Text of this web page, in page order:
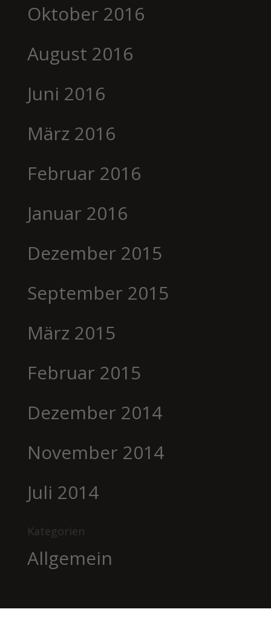
Oktober 2016
August 2016
Juni 2016
März 2016
Februar 2016
Januar 2016
Dezember 2015
September 2015
März 2015
Februar 2015
Dezember 2014
November 2014
Juli 2014
Kategorien
Allgemein